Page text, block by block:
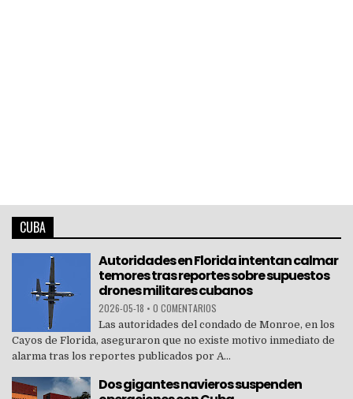
CUBA
Autoridades en Florida intentan calmar
temores tras reportes sobre supuestos
drones militares cubanos
2026-05-18 • 0 COMENTARIOS
Las autoridades del condado de Monroe, en los
Cayos de Florida, aseguraron que no existe motivo inmediato de
alarma tras los reportes publicados por A...
Dos gigantes navieros suspenden